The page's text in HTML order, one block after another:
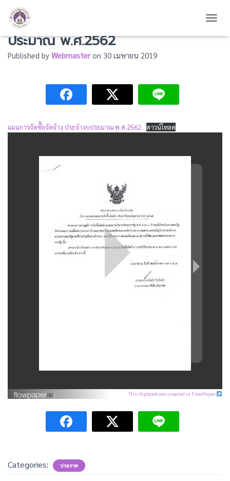
แผนการจัดซื้อจัดจ้าง ประจำงบ
ประมาณ พ.ศ.2562
Published by Webmasteron 30 เมษายน 2019
แผนการจัดซื้อจัดจ้าง ประจำงบประมาณ พ.ศ.2562 ดาวน์โหลด
This flipbook was created in FlowPaper
Categories: ประกาศ